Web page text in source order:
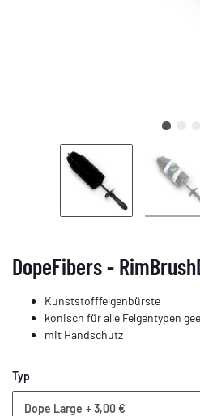
DopeFibers -
Kunststofffelgenbürste
konisch für alle Felgentypen
mit Handschutz
Typ
Dope Large + 3,00 €